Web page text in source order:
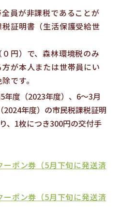
員が非課税であることが
証明書（生活保護受給世
円）で、森林環境税のみ
が本人または世帯員にい
です。
年度（2023年度）、6～3月
2024年度）の市民税課税証明
、1枚につき300円の交付手
ーポン券（5月下旬に発送済
ーポン券（5月下旬に発送済